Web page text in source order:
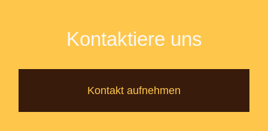
Kontaktiere uns
Kontakt aufnehmen